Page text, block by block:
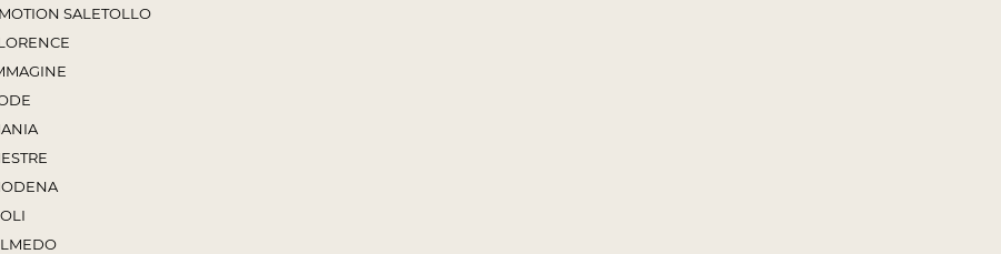
SALETOLLO